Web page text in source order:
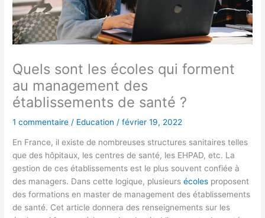
Quels sont les écoles qui forment
au management des
établissements de santé ?
1 commentaire / Education /février 19, 2022
En France, il existe de nombreuses structures sanitaires telles
que des hôpitaux, les centres de santé, les EHPAD, etc. La
gestion de ces établissements est le plus souvent confiée à
des managers. Dans cette logique, plusieursécoles proposent
des formations en master de management des établissements
de santé. Cet article donnera des renseignements sur les